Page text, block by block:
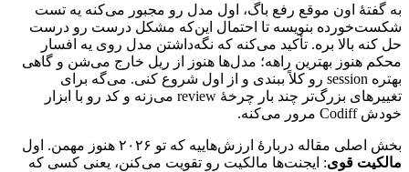
به گفتهٔ اون موقع رفع باگ، اول مدل رو مجبور می‌کنه یه تست
شکست‌خورده بنویسه تا احتمال این‌که مشکل درست رو درست
حل کنه بالا بره. تأکید می‌کنه که نگه‌داشتن مدل روی یه افسار
محکم هنوز بهترین راهه؛ مدل‌ها هنوز از ریل خارج می‌شن و گاهی
بهتره session رو کلاً ببندی و از اول شروع کنی. می‌گه برای
تغییرهای بزرگ‌تر چند بار چرخهٔ review می‌زنه و کد رو با ابزار
خودش Codiff مرور می‌کنه.
بخش اصلی مقاله دربارهٔ ارزش‌هاییه که تو ۲۰۲۶ هنوز مهمن. اول
مالکیت قوی: ایجنت‌ها مالکیت رو تقویت می‌کنن، یعنی کسی که